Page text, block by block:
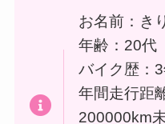
お名前：き
年齢：20代
バイク歴：
年間走行距
200000km